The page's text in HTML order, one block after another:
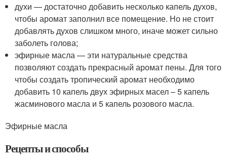
духи — достаточно добавить несколько капель духов,
чтобы аромат заполнил все помещение. Но не стоит
добавлять духов слишком много, иначе может сильно
заболеть голова;
эфирные масла — эти натуральные средства
позволяют создать прекрасный аромат пены. Для того
чтобы создать тропический аромат необходимо
добавить 10 капель двух эфирных масел – 5 капель
жасминового масла и 5 капель розового масла.
Эфирные масла
Рецепты и способы